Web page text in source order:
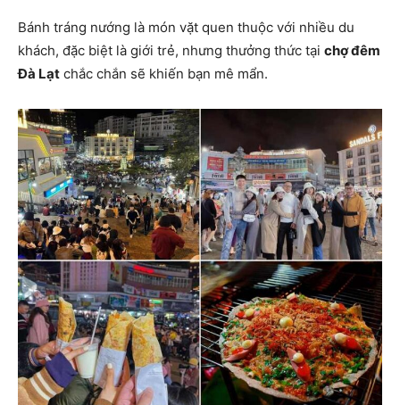
Bánh tráng nướng là món vặt quen thuộc với nhiều du
khách, đặc biệt là giới trẻ, nhưng thưởng thức tại chợ đêm
Đà Lạt chắc chắn sẽ khiến bạn mê mẩn.